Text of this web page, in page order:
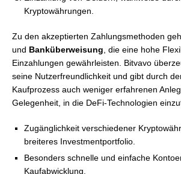
Kryptowährungen.
Zu den akzeptierten Zahlungsmethoden
und Banküberweisung , die eine hohe
Einzahlungen gewährleisten. Bitvavo
seine Nutzerfreundlichkeit und gibt durch
Kaufprozess auch weniger erfahrenen
Gelegenheit, in die DeFi-Technologien
Zugänglichkeit verschiedener
breiteres Investmentportfolio.
Besonders schnelle und einfache
Kaufabwicklung.